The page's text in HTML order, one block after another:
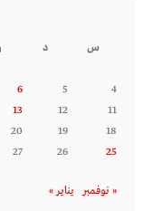
س
د
4
5
6
11
12
13
18
19
20
25
26
27
« نوفمبر يناير »